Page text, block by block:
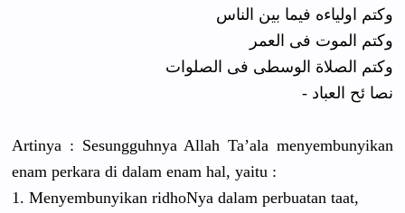
وكتم اولياءه فيما بين الناس
وكتم الموت فى العمر
وكتم الصلاة الوسطى فى الصلوات
نصا ئح العباد -
Artinya : Sesungguhnya Allah Ta’ala menyembunyikan
enam perkara di dalam enam hal, yaitu :
1. Menyembunyikan ridhoNya dalam perbuatan taat,